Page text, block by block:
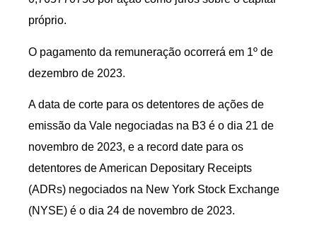
próprio.
O pagamento da remuneração ocorrerá em 1º de
dezembro de 2023.
A data de corte para os detentores de ações de
emissão da Vale negociadas na B3 é o dia 21 de
novembro de 2023, e a record date para os
detentores de American Depositary Receipts
(ADRs) negociados na New York Stock Exchange
(NYSE) é o dia 24 de novembro de 2023.